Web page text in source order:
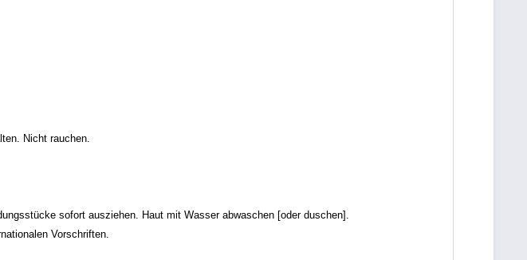
Nicht rauchen.
sofort ausziehen. Haut mit Wasser abwaschen [oder duschen].
Vorschriften.